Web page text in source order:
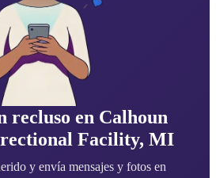
recluso en Calhoun
Facility, MI
y envía mensajes y fotos en